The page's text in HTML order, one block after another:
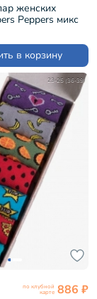
женских
Peppers микс
в корзину
23-25 (36-39)
по клубной
карте 886 ₽